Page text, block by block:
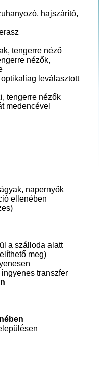
hajszárító,
tengerre néző
nézők,
leválasztott
tengerre nézők
medencével
napernyők
ellenében
a szálloda alatt
meg)
transzfer